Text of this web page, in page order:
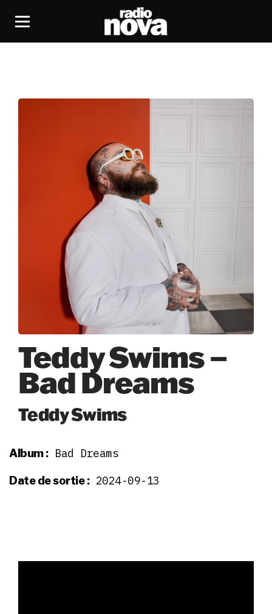
Teddy Swims –
Bad Dreams
Teddy Swims
Album :Bad Dreams
Date de sortie :2024-09-13